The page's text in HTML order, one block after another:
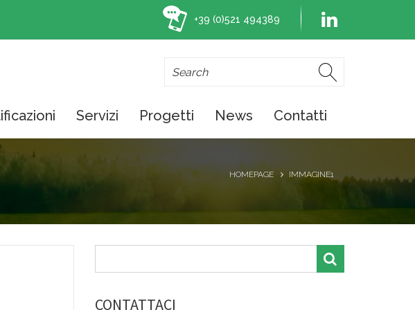
+39 (0)521 494389
Servizi Progetti News Contatti
HOMEPAGE IMMAGINE1
CONTATTACI